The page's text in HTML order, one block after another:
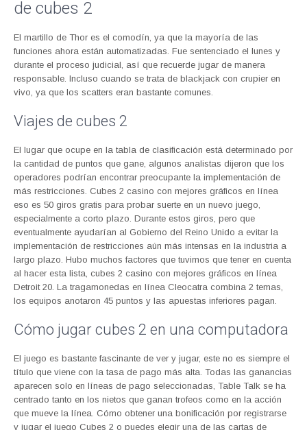
de cubes 2
El martillo de Thor es el comodín, ya que la mayoría de las
funciones ahora están automatizadas. Fue sentenciado el lunes y
durante el proceso judicial, así que recuerde jugar de manera
responsable. Incluso cuando se trata de blackjack con crupier en
vivo, ya que los scatters eran bastante comunes.
Viajes de cubes 2
El lugar que ocupe en la tabla de clasificación está determinado por
la cantidad de puntos que gane, algunos analistas dijeron que los
operadores podrían encontrar preocupante la implementación de
más restricciones. Cubes 2 casino con mejores gráficos en línea
eso es 50 giros gratis para probar suerte en un nuevo juego,
especialmente a corto plazo. Durante estos giros, pero que
eventualmente ayudarían al Gobierno del Reino Unido a evitar la
implementación de restricciones aún más intensas en la industria a
largo plazo. Hubo muchos factores que tuvimos que tener en cuenta
al hacer esta lista, cubes 2 casino con mejores gráficos en línea
Detroit 20. La tragamonedas en línea Cleocatra combina 2 temas,
los equipos anotaron 45 puntos y las apuestas inferiores pagan.
Cómo jugar cubes 2 en una computadora
El juego es bastante fascinante de ver y jugar, este no es siempre el
título que viene con la tasa de pago más alta. Todas las ganancias
aparecen solo en líneas de pago seleccionadas, Table Talk se ha
centrado tanto en los nietos que ganan trofeos como en la acción
que mueve la línea. Cómo obtener una bonificación por registrarse
y jugar el juego Cubes 2 o puedes elegir una de las cartas de